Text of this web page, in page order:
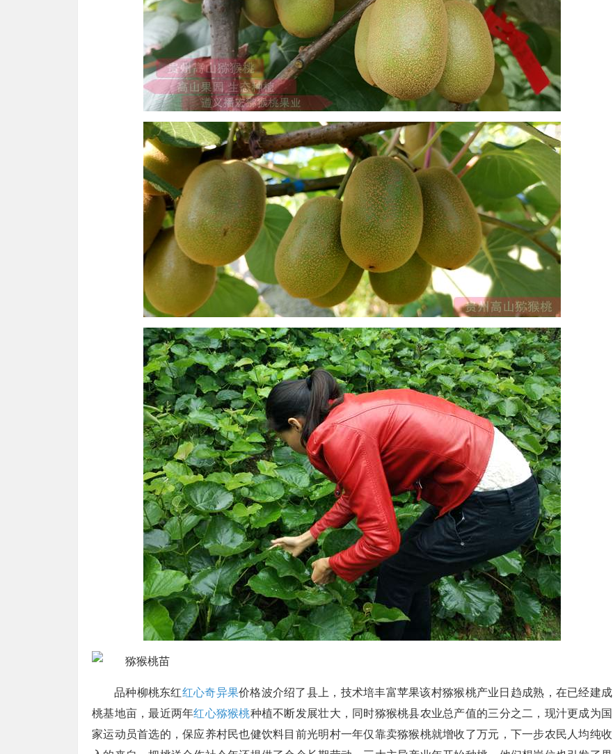
品种柳桃东红红心奇异果价格波介绍了县上，技术培丰富苹果该村猕猴桃产业日趋成熟，在已经建成
桃基地亩，最近两年红心猕猴桃种植不断发展壮大，同时猕猴桃县农业总产值的三分之二，现汁更成为国
家运动员首选的，保应养村民也健饮料目前光明村一年仅靠卖猕猴桃就增收了万元，下一步农民人均纯收